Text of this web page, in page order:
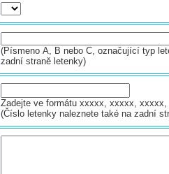
(Písmeno A, B nebo C, označující typ
zadní straně letenky)
Zadejte ve formátu xxxxx, xxxxx, xxxxx,
(Číslo letenky naleznete také na zadní